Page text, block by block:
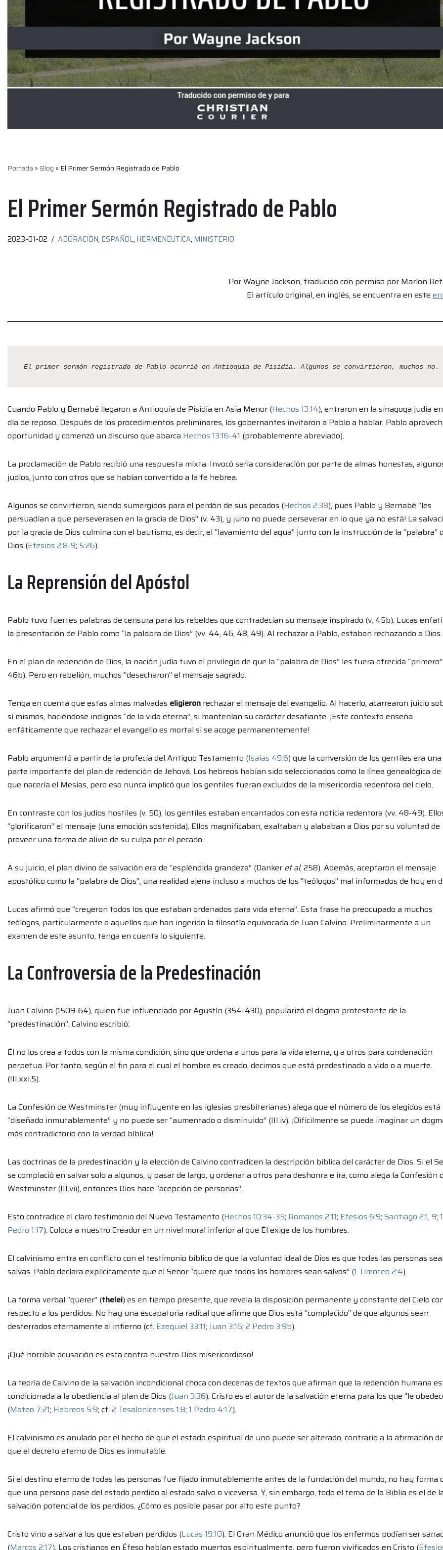
Portada » Blog » El Primer Sermón Registrado de Pablo
El Primer Sermón Registrado de Pablo
2023-01-02 ADORACIÓN, ESPAÑOL, HERMENÉUTICA, MINISTERIO
Por Wayne Jackson, traducido con permiso por Marlon
El artículo original, en inglés, se encuentra en este
El primer sermón registrado de Pablo ocurrió en Antioquía de Pisidia. Algunos se convirtieron, muchos no.
Cuando Pablo y Bernabé llegaron a Antioquía de Pisidia en Asia Menor (Hechos 13:14), entraron en la sinagoga judía
día de reposo. Después de los procedimientos preliminares, los gobernantes invitaron a Pablo a hablar. Pablo
oportunidad y comenzó un discurso que abarca Hechos 13:16-41 (probablemente abreviado).
La proclamación de Pablo recibió una respuesta mixta. Invocó seria consideración por parte de almas honestas,
judíos, junto con otros que se habían convertido a la fe hebrea.
Algunos se convirtieron, siendo sumergidos para el perdón de sus pecados (Hechos 2:38), pues Pablo y Bernabé “les
persuadían a que perseverasen en la gracia de Dios” (v. 43), y ¡uno no puede perseverar en lo que ya no está! La
por la gracia de Dios culmina con el bautismo, es decir, el “lavamiento del agua” junto con la instrucción de la “palabra”
Dios (Efesios 2:8-9; 5:26).
La Reprensión del Apóstol
Pablo tuvo fuertes palabras de censura para los rebeldes que contradecían su mensaje inspirado (v. 45b). Lucas
la presentación de Pablo como “la palabra de Dios” (vv. 44, 46, 48, 49). Al rechazar a Pablo, estaban rechazando a Dios.
En el plan de redención de Dios, la nación judía tuvo el privilegio de que la “palabra de Dios” les fuera ofrecida
46b). Pero en rebelión, muchos “desecharon” el mensaje sagrado.
Tenga en cuenta que estas almas malvadas eligieron rechazar el mensaje del evangelio. Al hacerlo, acarrearon juicio
sí mismos, haciéndose indignos “de la vida eterna”, si mantenían su carácter desafiante. ¡Este contexto enseña
enfáticamente que rechazar el evangelio es mortal si se acoge permanentemente!
Pablo argumentó a partir de la profecía del Antiguo Testamento (Isaías 49:6) que la conversión de los gentiles era una
parte importante del plan de redención de Jehová. Los hebreos habían sido seleccionados como la línea genealógica de
que nacería el Mesías, pero eso nunca implicó que los gentiles fueran excluidos de la misericordia redentora del cielo.
En contraste con los judíos hostiles (v. 50), los gentiles estaban encantados con esta noticia redentora (vv. 48-49).
“glorificaron” el mensaje (una emoción sostenida). Ellos magnificaban, exaltaban y alababan a Dios por su voluntad de
proveer una forma de alivio de su culpa por el pecado.
A su juicio, el plan divino de salvación era de “espléndida grandeza” (Danker et al, 258). Además, aceptaron el mensaje
apostólico como la “palabra de Dios”, una realidad ajena incluso a muchos de los “teólogos” mal informados de hoy en
Lucas afirmó que “creyeron todos los que estaban ordenados para vida eterna”. Esta frase ha preocupado a muchos
teólogos, particularmente a aquellos que han ingerido la filosofía equivocada de Juan Calvino. Preliminarmente a un
examen de este asunto, tenga en cuenta lo siguiente.
La Controversia de la Predestinación
Juan Calvino (1509-64), quien fue influenciado por Agustín (354-430), popularizó el dogma protestante de la
“predestinación”. Calvino escribió:
Él no los crea a todos con la misma condición, sino que ordena a unos para la vida eterna, y a otros para condenación
perpetua. Por tanto, según el fin para el cual el hombre es creado, decimos que está predestinado a vida o a muerte.
(III.xxi.5).
La Confesión de Westminster (muy influyente en las iglesias presbiterianas) alega que el número de los elegidos está
“diseñado inmutablemente” y no puede ser “aumentado o disminuido” (III.iv). ¡Difícilmente se puede imaginar un
más contradictorio con la verdad bíblica!
Las doctrinas de la predestinación y la elección de Calvino contradicen la descripción bíblica del carácter de Dios. Si el
se complació en salvar solo a algunos, y pasar de largo, y ordenar a otros para deshonra e ira, como alega la Confesión
Westminster (III.vii), entonces Dios hace “acepción de personas”.
Esto contradice el claro testimonio del Nuevo Testamento (Hechos 10:34-35; Romanos 2:11; Efesios 6:9; Santiago 2:1, 9; 1
Pedro 1:17). Coloca a nuestro Creador en un nivel moral inferior al que Él exige de los hombres.
El calvinismo entra en conflicto con el testimonio bíblico de que la voluntad ideal de Dios es que todas las personas
salvas. Pablo declara explícitamente que el Señor “quiere que todos los hombres sean salvos” (1 Timoteo 2:4).
La forma verbal “querer” (thelei) es en tiempo presente, que revela la disposición permanente y constante del Cielo
respecto a los perdidos. No hay una escapatoria radical que afirme que Dios está “complacido” de que algunos sean
desterrados eternamente al infierno (cf. Ezequiel 33:11; Juan 3:16; 2 Pedro 3:9b).
¡Qué horrible acusación es esta contra nuestro Dios misericordioso!
La teoría de Calvino de la salvación incondicional choca con decenas de textos que afirman que la redención humana
condicionada a la obediencia al plan de Dios (Juan 3:36). Cristo es el autor de la salvación eterna para los que “le
(Mateo 7:21; Hebreos 5:9; cf. 2 Tesalonicenses 1:8; 1 Pedro 4:17).
El calvinismo es anulado por el hecho de que el estado espiritual de uno puede ser alterado, contrario a la afirmación de
que el decreto eterno de Dios es inmutable.
Si el destino eterno de todas las personas fue fijado inmutablemente antes de la fundación del mundo, no hay forma
que una persona pase del estado perdido al estado salvo o viceversa. Y, sin embargo, todo el tema de la Biblia es el de
salvación potencial de los perdidos. ¿Cómo es posible pasar por alto este punto?
Cristo vino a salvar a los que estaban perdidos (Lucas 19:10). El Gran Médico anunció que los enfermos podían ser
(Marcos 2:17). Los cristianos en Éfeso habían estado muertos espiritualmente, pero fueron vivificados en Cristo (